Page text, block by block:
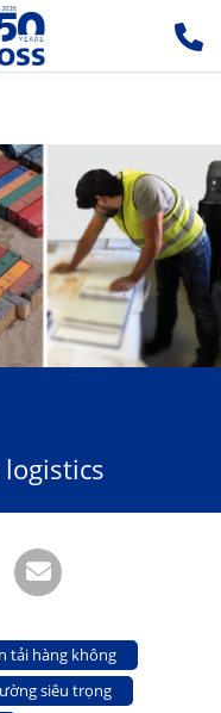
tải hàng không
siêu trọng